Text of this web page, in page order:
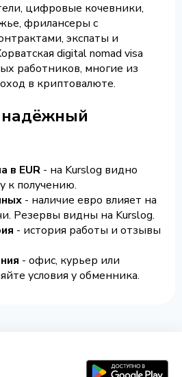
цифровые кочевники,
фрилансеры с
экспаты и
digital nomad visa
работников, многие из
в криптовалюте.
в EUR - на Kurslog видно
к получению.
- наличие евро влияет на
Резервы видны на Kurslog.
- история работы и отзывы
- офис, курьер или
условия у обменника.